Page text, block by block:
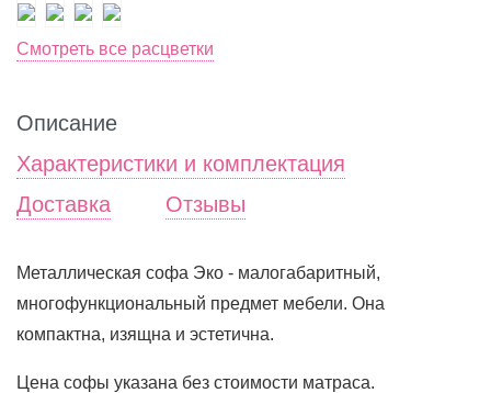
Смотреть все расцветки
Описание
Характеристики и комплектация
Доставка
Отзывы
Металлическая софа Эко - малогабаритный,
многофункциональный предмет мебели. Она
компактна, изящна и эстетична.
Цена софы указана без стоимости матраса.